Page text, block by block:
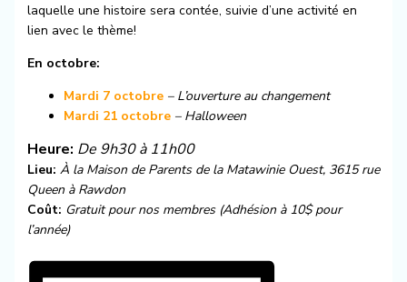
laquelle une histoire sera contée, suivie d’une activité en
lien avec le thème!
En octobre:
Mardi 7 octobre– L’ouverture au changement
Mardi 21 octobre– Halloween
Heure: De 9h30 à 11h00
Lieu: À la Maison de Parents de la Matawinie Ouest, 3615 rue
Queen à Rawdon
Coût: Gratuit pour nos membres (Adhésion à 10$ pour
l’année)